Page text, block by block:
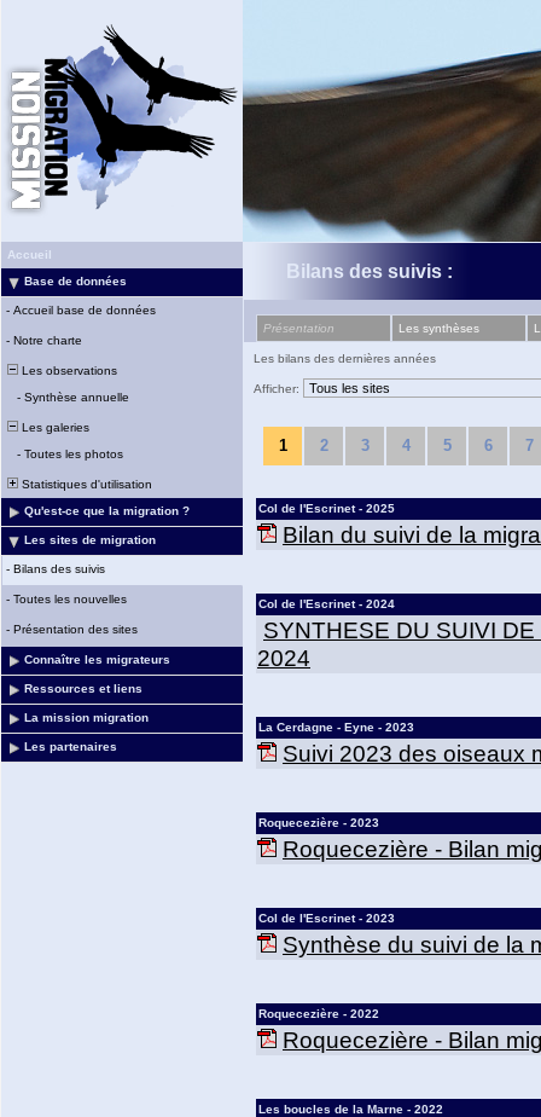
Accueil
Base de données
- Accueil base de données
- Notre charte
Les observations
- Synthèse annuelle
Les galeries
- Toutes les photos
Statistiques d'utilisation
Qu'est-ce que la migration ?
Les sites de migration
- Bilans des suivis
- Toutes les nouvelles
- Présentation des sites
Connaître les migrateurs
Ressources et liens
La mission migration
Les partenaires
Bilans des suivis :
Présentation Les synthèses
Les bilans des dernières années
Afficher:
1 2 3 4 5 6 7
Col de l'Escrinet - 2025
Bilan du suivi de la
Col de l'Escrinet - 2024
SYNTHESE DU SUIVI
2024
La Cerdagne - Eyne - 2023
Suivi 2023 des oiseaux
Roquecezière - 2023
Roquecezière - Bilan
Col de l'Escrinet - 2023
Synthèse du suivi de la
Roquecezière - 2022
Roquecezière - Bilan
Les boucles de la Marne - 2022